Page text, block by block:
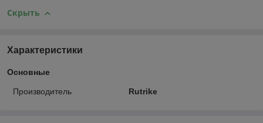
Скрыть
Характеристики
Основные
Производитель Rutrike